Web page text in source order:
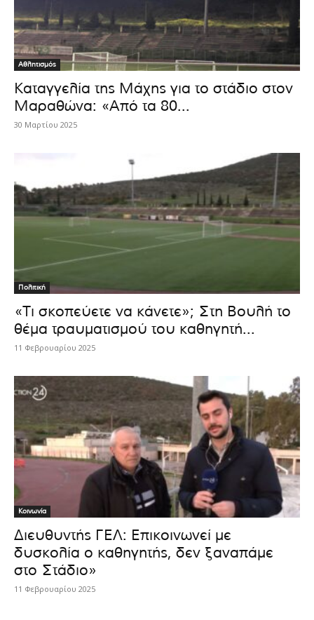
Αθλητισμός
Καταγγελία της Μάχης για το στάδιο στον
Μαραθώνα: «Από τα 80...
30 Μαρτίου 2025
Πολιτική
«Τι σκοπεύετε να κάνετε»; Στη Βουλή το
θέμα τραυματισμού του καθηγητή...
11 Φεβρουαρίου 2025
Κοινωνία
Διευθυντής ΓΕΛ: Επικοινωνεί με
δυσκολία ο καθηγητής, δεν ξαναπάμε
στο Στάδιο»
11 Φεβρουαρίου 2025